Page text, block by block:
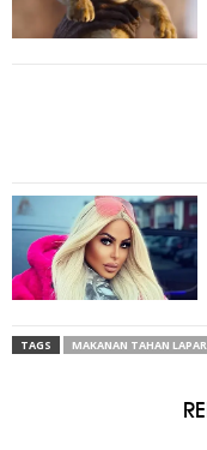
TAGS MAKANAN TAHAN LAPAR